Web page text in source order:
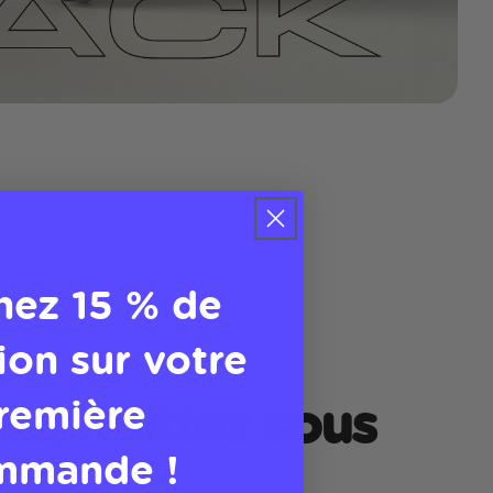
mettez sous
15 % de
sur votre
!